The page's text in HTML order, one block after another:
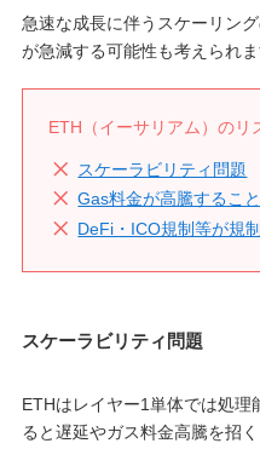
急速な成長に伴うスケーリン
が急減する可能性も考えられま
ETH（イーサリアム）のリ
スケーラビリティ問題
Gas料金が高騰するこ
DeFi・ICO規制等が規
スケーラビリティ問題
ETHはレイヤー1単体では処理
ると遅延やガス料金高騰を招